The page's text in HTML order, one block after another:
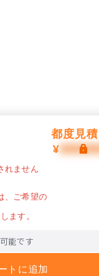
都度見
¥
れません
、ご希望の
ます。
能です
トに追加